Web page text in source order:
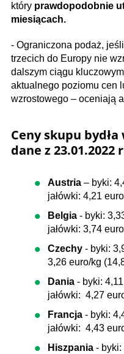
który prawdopodobnie
miesiącach.
- Ograniczona podaż,
trzecich do Europy nie
dalszym ciągu
aktualnego poziomu cen
wzrostowego – oceniają
Ceny skupu bydła
dane z 23.01.2022
Austria – byki:
jałówki: 4,21
Belgia - byki:
jałówki: 3,74
Czechy - byki:
3,26 euro/kg
Dania - byki:
jałówki: 4,27
Francja - byki:
jałówki: 4,43
Hiszpania - byki: